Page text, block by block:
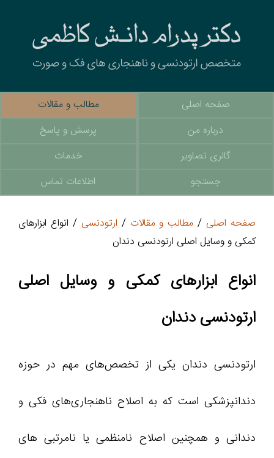
صفحه اصلی
مطالب و مقالات
درباره من
پرسش و پاسخ
گالری تصاویر
خدمات
جستجو
اطلاعات تماس
صفحه اصلی / مطالب و مقالات / ارتودنسی / انواع ابزارهای
کمکی و وسایل اصلی ارتودنسی دندان
انواع ابزارهای کمکی و وسایل اصلی
ارتودنسی دندان
ارتودنسی دندان یکی از تخصص‌های مهم در حوزه
دندانپزشکی است که به اصلاح ناهنجاری‌های فکی و
دندانی و همچنین اصلاح نامنظمی‌ یا نامرتبی های